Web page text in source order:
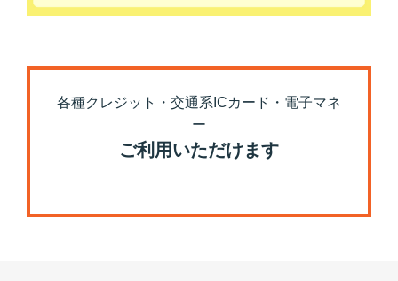
各種クレジット・交通系ICカード・電子マネ
ー
ご利用いただけます